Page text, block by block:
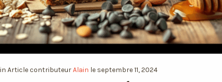
in ArticlecontributeurAlain le septembre 11, 2024